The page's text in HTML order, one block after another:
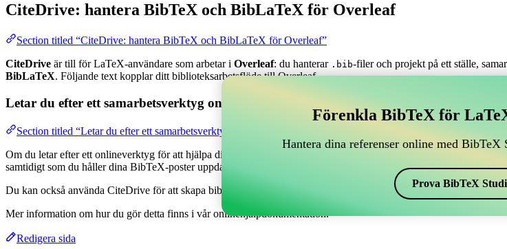
CiteDrive: hantera BibTeX och BibLaTeX för Overleaf
Section titled “CiteDrive: hantera BibTeX och BibLaTeX för Overleaf”
CiteDrive är till för LaTeX-användare som arbetar i Overleaf: du hanterar .bib-filer och projekt på ett ställe,
BibLaTeX. Följande text kopplar ditt biblioteksarbetsflöde till Overleaf.
Letar du efter ett samarbetsverktyg online för att hantera dina BibTeX-referenser, som
Section titled “Letar du efter ett samarbetsverktyg online för att hantera dina BibTeX-referenser, som kopplar till
Om du letar efter ett onlineverktyg för att hjälpa dig hantera dina referenser, citationer och bibliografi i Overleaf,
samtidigt som du håller dina BibTeX-poster uppdaterade i ditt Overleaf-projekt.
Du kan också använda CiteDrive för att skapa bibliografier och citationer i olika stilar, inklusive apacann. Så om
Mer information om hur du gör detta finns i vår onlinehjälpdokumentation.
Redigera sida
Förenkla BibTeX för
Hantera dina referenser online med
Prova BibTeX